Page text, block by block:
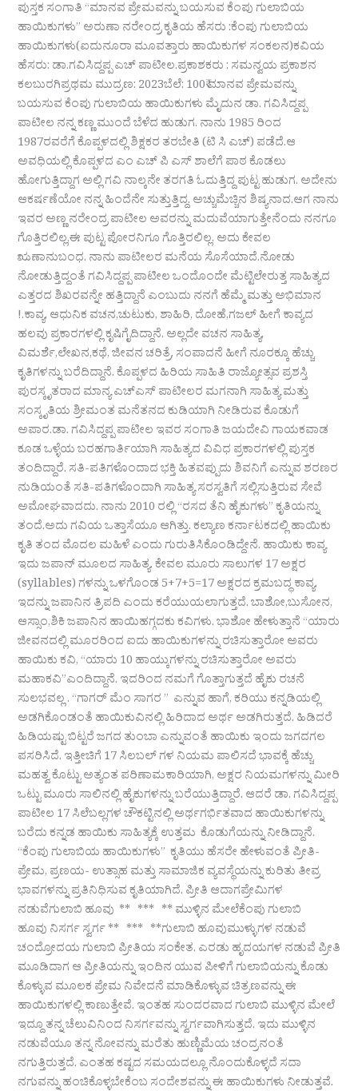
ಪುಸ್ತಕ ಸಂಗಾತಿ “ಮಾನವ ಪ್ರೇಮವನ್ನು ಬಯಸುವ ಕೆಂಪು ಗುಲಾಬಿಯ
ಹಾಯಿಕುಗಳು” ಅರುಣಾ ನರೇಂದ್ರ ಕೃತಿಯ ಹೆಸರು :ಕೆಂಪು ಗುಲಾಬಿಯ
ಹಾಯಿಕುಗಳು(ಐದುನೂರಾ ಮೂವತ್ತಾರು ಹಾಯಿಕುಗಳ ಸಂಕಲನ)ಕವಿಯ
ಹೆಸರು: ಡಾ.ಗವಿಸಿದ್ದಪ್ಪ ಎಚ್ ಪಾಟೀಲ.ಪ್ರಕಾಶಕರು : ಸಮನ್ವಯ ಪ್ರಕಾಶನ
ಕಲಬುರಗಿಪ್ರಥಮ ಮುದ್ರಣ: 2023ಬೆಲೆ: 100₹ ಮಾನವ ಪ್ರೇಮವನ್ನು
ಬಯಸುವ ಕೆಂಪು ಗುಲಾಬಿಯ ಹಾಯಿಕುಗಳು ಮೈದುನ ಡಾ. ಗವಿಸಿದ್ದಪ್ಪ
ಪಾಟೀಲ ನನ್ನ ಕಣ್ಣ ಮುಂದೆ ಬೆಳೆದ ಹುಡುಗ. ನಾನು 1985 ರಿಂದ
1987ರವರೆಗೆ ಕೊಪ್ಪಳದಲ್ಲಿ ಶಿಕ್ಷಕರ ತರಬೇತಿ (ಟಿ ಸಿ ಎಚ್) ಪಡೆದೆ.ಆ
ಅವಧಿಯಲ್ಲಿ ಕೊಪ್ಪಳದ ಎಂ ಎಚ್ ಪಿ ಎಸ್ ಶಾಲೆಗೆ ಪಾಠ ಕೊಡಲು
ಹೋಗುತ್ತಿದ್ದಾಗ ಅಲ್ಲಿ ಗವಿ ನಾಲ್ಕನೇ ತರಗತಿ ಓದುತ್ತಿದ್ದ ಪುಟ್ಟ ಹುಡುಗ. ಅದೇನು
ಆಕರ್ಷಣೆಯೋ ನನ್ನ ಹಿಂದೆನೇ ಸುತ್ತುತ್ತಿದ್ದ. ಅಚ್ಚುಮೆಚ್ಚಿನ ಶಿಷ್ಯನಾದ.ಆಗ ನಾನು
ಇವರ ಅಣ್ಣ ನರೇಂದ್ರ ಪಾಟೀಲ ಅವರನ್ನು ಮದುವೆಯಾಗುತ್ತೇನೆಂದು ನನಗೂ
ಗೊತ್ತಿರಲಿಲ್ಲ,ಈ ಪುಟ್ಟ ಪೋರನಿಗೂ ಗೊತ್ತಿರಲಿಲ್ಲ. ಅದು ಕೇವಲ
ಋಣಾನುಬಂಧ. ನಾನು ಪಾಟೀಲರ ಮನೆಯ ಸೊಸೆಯಾದೆ.ನೋಡು
ನೋಡುತ್ತಿದ್ದಂತೆ ಗವಿಸಿದ್ದಪ್ಪ ಪಾಟೀಲ ಒಂದೊಂದೇ ಮೆಟ್ಟಿಲೇರುತ್ತ ಸಾಹಿತ್ಯದ
ಎತ್ತರದ ಶಿಖರವನ್ನೇ ಹತ್ತಿದ್ದಾನೆ ಎಂಬುದು ನನಗೆ ಹೆಮ್ಮೆ ಮತ್ತು ಅಭಿಮಾನ
!.ಕಾವ್ಯ, ಆಧುನಿಕ ವಚನ,ಚುಟುಕು, ಶಾಹಿರಿ, ದೋಹೆ,ಗಜಲ್ ಹೀಗೆ ಕಾವ್ಯದ
ಹಲವು ಪ್ರಕಾರಗಳಲ್ಲಿ ಕೃಷಿಗೈದಿದ್ದಾನೆ. ಅಲ್ಲದೇ ವಚನ ಸಾಹಿತ್ಯ,
ವಿಮರ್ಶೆ,ಲೇಖನ,ಕಥೆ, ಜೀವನ ಚರಿತ್ರೆ, ಸಂಪಾದನೆ ಹೀಗೆ ನೂರಕ್ಕೂ ಹೆಚ್ಚು
ಕೃತಿಗಳನ್ನು ಬರೆದಿದ್ದಾನೆ. ಕೊಪ್ಪಳದ ಹಿರಿಯ ಸಾಹಿತಿ ರಾಜ್ಯೋತ್ಸವ ಪ್ರಶಸ್ತಿ
ಪುರಸ್ಕೃತರಾದ ಮಾನ್ಯ ಎಚ್ಎಸ್ ಪಾಟೀಲರ ಮಗನಾಗಿ ಸಾಹಿತ್ಯ ಮತ್ತು
ಸಂಸ್ಕೃತಿಯ ಶ್ರೀಮಂತ ಮನೆತನದ ಕುಡಿಯಾಗಿ ನೀಡಿರುವ ಕೊಡುಗೆ
ಅಪಾರ.ಡಾ. ಗವಿಸಿದ್ದಪ್ಪ ಪಾಟೀಲ ಇವರ ಸಂಗಾತಿ ಜಯದೇವಿ ಗಾಯಕವಾಡ
ಕೂಡ ಒಳ್ಳೆಯ ಬರಹಗಾರ್ತಿಯಾಗಿ ಸಾಹಿತ್ಯದ ವಿವಿಧ ಪ್ರಕಾರಗಳಲ್ಲಿ ಪುಸ್ತಕ
ತಂದಿದ್ದಾರೆ. ಸತಿ-ಪತಿಗಳೊಂದಾದ ಭಕ್ತಿ ಹಿತವಪ್ಪುದು ಶಿವನಿಗೆ ಎನ್ನುವ ಶರಣರ
ನುಡಿಯಂತೆ ಸತಿ-ಪತಿಗಳೊಂದಾಗಿ ಸಾಹಿತ್ಯ ಸರಸ್ವತಿಗೆ ಸಲ್ಲಿಸುತ್ತಿರುವ ಸೇವೆ
ಅಮೋಘವಾದದು. ನಾನು 2010 ರಲ್ಲಿ “ರಸದ ತೆನಿ ಹೈಕುಗಳು” ಕೃತಿಯನ್ನು
ತಂದೆ.ಅದು ಗವಿಯ ಒತ್ತಾಸೆಯೂ ಆಗಿತ್ತು. ಕಲ್ಯಾಣ ಕರ್ನಾಟಕದಲ್ಲಿ ಹಾಯಿಕು
ಕೃತಿ ತಂದ ಮೊದಲ ಮಹಿಳೆ ಎಂದು ಗುರುತಿಸಿಕೊಂಡಿದ್ದೇನೆ. ಹಾಯಿಕು ಕಾವ್ಯ
ಇದು ಜಪಾನ್ ಮೂಲದ ಸಾಹಿತ್ಯ. ಕೇವಲ ಮೂರು ಸಾಲುಗಳ 17 ಅಕ್ಷರ
(syllables) ಗಳನ್ನು ಒಳಗೊಂಡ 5+7+5=17 ಅಕ್ಷರದ ಕ್ರಮಬದ್ಧ ಕಾವ್ಯ.
ಇದನ್ನು ಜಪಾನಿನ ತ್ರಿಪದಿ ಎಂದು ಕರೆಯುಯಲಾಗುತ್ತದೆ. ಬಾಶೋ,ಬುಸೋನ,
ಆಸ್ಸಾಂ,ಶಿಕಿ ಜಪಾನಿನ ಹಾಯಿಹಗ್ಗದಕು ಕವಿಗಳು. ಭಾಶೋ ಹೇಳುತ್ತಾನೆ “ಯಾರು
ಜೀವನದಲ್ಲಿ ಮೂರರಿಂದ ಐದು ಹಾಯಿಕುಗಳನ್ನು ರಚಿಸುತ್ತಾರೋ ಅವರು
ಹಾಯಿಕು ಕವಿ, “ಯಾರು 10 ಹಾಯ್ಕುಗಳನ್ನು ರಚಿಸುತ್ತಾರೋ ಅವರು
ಮಹಾಕವಿ”ಎಂದಿದ್ದಾನೆ. ಇದರಿಂದ ನಮಗೆ ಗೊತ್ತಾಗುತ್ತದೆ ಹೈಕು‌ ರಚನೆ
ಸುಲಭವಲ್ಲ . “ಗಾಗರ್ ಮೆಂ ಸಾಗರ ” ಎನ್ನುವ ಹಾಗೆ, ಕರಿಯು ಕನ್ನಡಿಯಲ್ಲಿ
ಅಡಗಿಕೊಂಡಂತೆ ಹಾಯಿಕುವಿನಲ್ಲಿ ಹಿರಿದಾದ ಅರ್ಥ ಅಡಗಿರುತ್ತದೆ. ಹಿಡಿದರೆ
ಹಿಡಿಯಷ್ಟು ಬಿಟ್ಟರೆ ಜಗದ ತುಂಬಾ ಎನ್ನುವಂತೆ ಹಾಯಿಕು ಇಂದು ಜಗದಗಲ
ಪಸರಿಸಿದೆ. ಇತ್ತೀಚಿಗೆ 17 ಸಿಲಬಲ್ ಗಳ ನಿಯಮ ಪಾಲಿಸದೆ ಭಾವಕ್ಕೆ ಹೆಚ್ಚು
ಮಹತ್ವ ಕೊಟ್ಟು ಅತ್ಯಂತ ಪರಿಣಾಮಕಾರಿಯಾಗಿ, ಅಕ್ಷರ ನಿಯಮಗಳನ್ನು ಮೀರಿ
ಒಟ್ಟು ಮೂರು ಸಾಲಿನಲ್ಲಿ ಹೈಕುಗಳನ್ನು ಬರೆಯುತ್ತಿದ್ದಾರೆ. ಆದರೆ ಡಾ. ಗವಿಸಿದ್ದಪ್ಪ
ಪಾಟೀಲ 17 ಸಿಲೆಬಲ್ಲಗಳ ಚೌಕಟ್ಟಿನಲ್ಲಿ ಅರ್ಥಗರ್ಭಿತವಾದ ಹಾಯಿಕುಗಳನ್ನು
ಬರೆದು ಕನ್ನಡ ಹಾಯಿಕು ಸಾಹಿತ್ಯಕ್ಕೆ ಉತ್ತಮ ಕೊಡುಗೆಯನ್ನು ನೀಡಿದ್ದಾನೆ.
“ಕೆಂಪು ಗುಲಾಬಿಯ ಹಾಯಿಕುಗಳು” ಕೃತಿಯು ಹೆಸರೇ ಹೇಳುವಂತೆ ಪ್ರೀತಿ-
ಪ್ರೇಮ, ಪ್ರಣಯ- ಉತ್ಸಾಹ ಮತ್ತು ಸಾಮಾಜಿಕ ವ್ಯವಸ್ಥೆಯನ್ನು ಕುರಿತು ತೀವ್ರ
ಭಾವಗಳನ್ನು ಪ್ರತಿನಿಧಿಸುವ ಕೃತಿಯಾಗಿದೆ. ಪ್ರೀತಿ ಆದಾಗಪ್ರೇಮಿಗಳ
ನಡುವೆಗುಲಾಬಿ ಹೂವು ** *** ** ಮುಳ್ಳಿನ ಮೇಲೆಕೆಂಪು ಗುಲಾಬಿ
ಹೂವು ನಿಸರ್ಗ ಸ್ವರ್ಗ ** *** **ಗುಲಾಬಿ ಹೂವುಮುಳ್ಳುಗಳ ನಡುವೆ
ಚಂದ್ರೋದಯ ಗುಲಾಬಿ ಪ್ರೀತಿಯ ಸಂಕೇತ. ಎರಡು ಹೃದಯಗಳ ನಡುವೆ ಪ್ರೀತಿ
ಮೂಡಿದಾಗ ಆ ಪ್ರೀತಿಯನ್ನು ಇಂದಿನ ಯುವ ಪೀಳಿಗೆ ಗುಲಾಬಿಯನ್ನು ಕೊಡು
ಕೊಳ್ಳುವ ಮೂಲಕ ಪ್ರೇಮ ನಿವೇದನೆ ಮಾಡಿಕೊಳ್ಳುವ ಚಿತ್ರಣವನ್ನು ಈ
ಹಾಯಿಕುಗಳಲ್ಲಿ ಕಾಣುತ್ತೇವೆ. ಇಂತಹ ಸುಂದರವಾದ ಗುಲಾಬಿ ಮುಳ್ಳಿನ ಮೇಲೆ
ಇದ್ದೂ ತನ್ನ ಚೆಲುವಿನಿಂದ ನಿಸರ್ಗವನ್ನು ಸ್ವರ್ಗವಾಗಿಸುತ್ತದೆ. ಇದು ಮುಳ್ಳಿನ
ನಡುವೆಯೂ ತನ್ನ ನೋವನ್ನು ಮರೆತು ಹುಣ್ಣಿಮೆಯ ಚಂದ್ರನಂತೆ
ನಗುತ್ತಿರುತ್ತದೆ. ಎಂತಹ ಕಷ್ಟದ ಸಮಯದಲ್ಲೂ ನೊಂದುಕೊಳ್ಳದೆ ಸದಾ
ನಗುವನ್ನು ಹಂಚಿಕೊಳ್ಳಬೇಕೆಂಬ ಸಂದೇಶವನ್ನು ಈ ಹಾಯಿಕುಗಳು ನೀಡುತ್ತವೆ.